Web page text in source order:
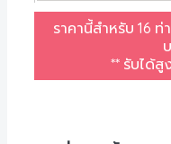
ราคานี้สำหรับ 16
** รับได้สู